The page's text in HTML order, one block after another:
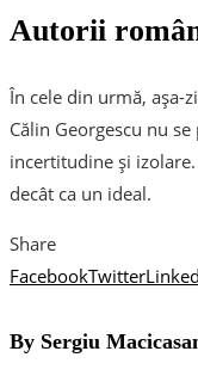
Autorii
În cele din urmă, așa-
Călin Georgescu nu
incertitudine și
decât ca un ideal.
Share
FacebookTwitter
By Sergiu